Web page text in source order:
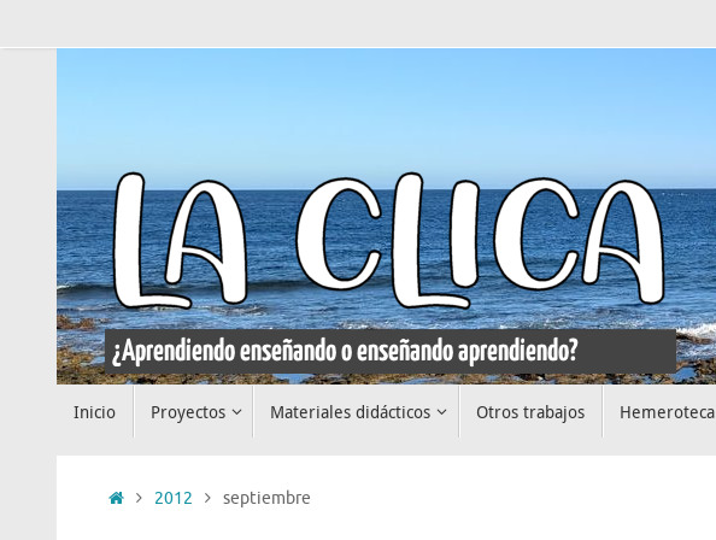
al
Inicio Proyectos Materiales didácticos Otros trabajos Hemeroteca
Inicio2012 septiembre